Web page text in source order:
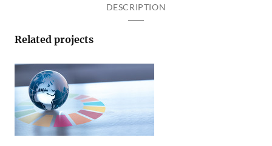
DESCRIPTION
Related projects